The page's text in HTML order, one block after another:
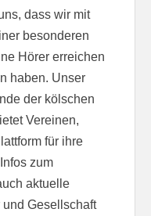
dass wir mit
besonderen
Hörer erreichen
haben. Unser
der kölschen
Vereinen,
für ihre
zum
aktuelle
Gesellschaft